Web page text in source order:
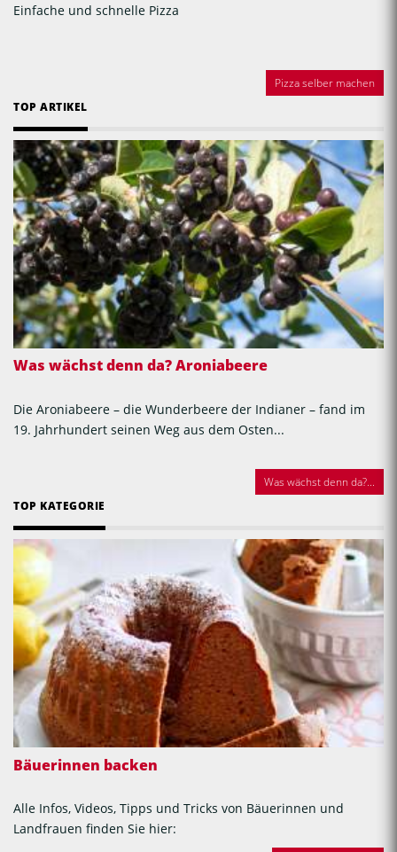
Einfache und schnelle Pizza
Pizza selber machen
TOP ARTIKEL
Was wächst denn da? Aroniabeere
Die Aroniabeere – die Wunderbeere der Indianer – fand im
19. Jahrhundert seinen Weg aus dem Osten...
Was wächst denn da?...
TOP KATEGORIE
Bäuerinnen backen
Alle Infos, Videos, Tipps und Tricks von Bäuerinnen und
Landfrauen finden Sie hier: